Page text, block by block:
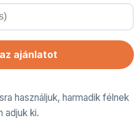
ajánlatot
használjuk, harmadik félnek
adjuk ki.